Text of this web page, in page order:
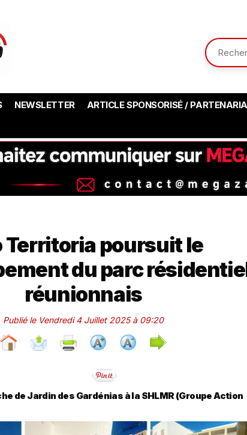
NEWSLETTER ARTICLE SPONSORISÉ /
Territoria poursuit le
du parc
réunionnais
Publié le Vendredi 4 Juillet 2025 à 09:20
de Jardin des Gardénias à la SHLMR (Groupe Action